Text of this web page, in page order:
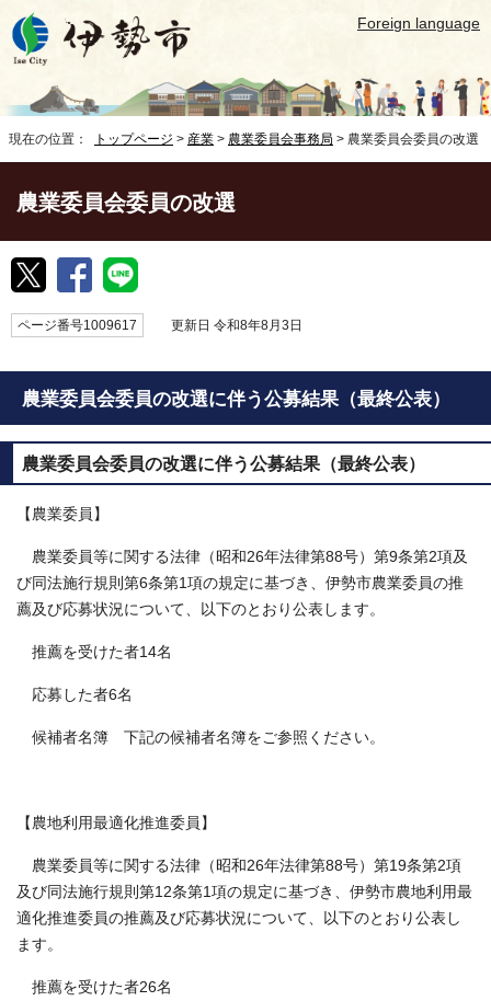
Foreign language
現在の位置： トップページ > 産業 > 農業委員会事務局 > 農業委員会委員の改選
農業委員会委員の改選
ページ番号1009617 更新日 令和8年8月3日
農業委員会委員の改選に伴う公募結果（最終公表）
農業委員会委員の改選に伴う公募結果（最終公表）
【農業委員】
農業委員等に関する法律（昭和26年法律第88号）第9条第2項及
び同法施行規則第6条第1項の規定に基づき、伊勢市農業委員の推
薦及び応募状況について、以下のとおり公表します。
推薦を受けた者14名
応募した者6名
候補者名簿 下記の候補者名簿をご参照ください。
【農地利用最適化推進委員】
農業委員等に関する法律（昭和26年法律第88号）第19条第2項
及び同法施行規則第12条第1項の規定に基づき、伊勢市農地利用最
適化推進委員の推薦及び応募状況について、以下のとおり公表し
ます。
推薦を受けた者26名